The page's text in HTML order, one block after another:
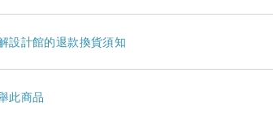
設計館的退款換貨須知
此商品